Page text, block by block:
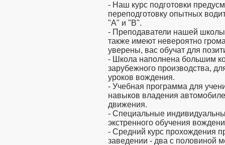
- Наш курс подготовки
переподготовку опытных
"А" и "B".
- Преподаватели нашей
также имеют невероятно
уверены, вас обучат для
- Школа наполнена большим
зарубежного производства,
уроков вождения.
- Учебная программа для
навыков владения
движения.
- Специальные
экстренного обучения
- Средний курс прохождения
заведении - два с половиной